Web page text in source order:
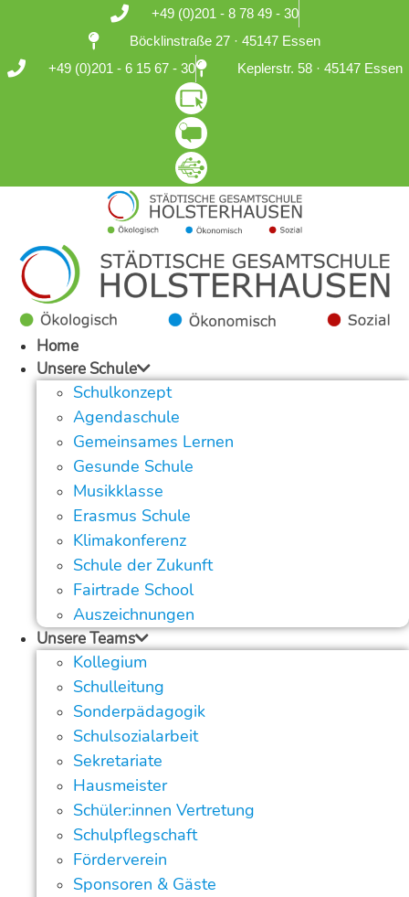
springen
+49 (0)201 - 8 78 49 - 30
Böcklinstraße 27 · 45147 Essen
+49 (0)201 - 6 15 67 - 30
Keplerstr. 58 · 45147 Essen
Home
Unsere Schule
Schulkonzept
Agendaschule
Gemeinsames Lernen
Gesunde Schule
Musikklasse
Erasmus Schule
Klimakonferenz
Schule der Zukunft
Fairtrade School
Auszeichnungen
Unsere Teams
Kollegium
Schulleitung
Sonderpädagogik
Schulsozialarbeit
Sekretariate
Hausmeister
Schüler:innen Vertretung
Schulpflegschaft
Förderverein
Sponsoren & Gäste